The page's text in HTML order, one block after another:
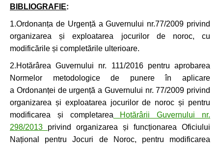
BIBLIOGRAFIE:
1.Ordonanța de Urgență a Guvernului nr.77/2009 privind
organizarea și exploatarea jocurilor de noroc, cu
modificările și completările ulterioare.
2.Hotărârea Guvernului nr. 111/2016 pentru aprobarea
Normelor metodologice de punere în aplicare
a Ordonanței de urgență a Guvernului nr. 77/2009 privind
organizarea și exploatarea jocurilor de noroc și pentru
modificarea și completarea Hotărârii Guvernului nr.
298/2013 privind organizarea și funcționarea Oficiului
Național pentru Jocuri de Noroc, pentru modificarea